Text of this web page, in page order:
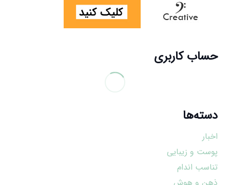
حساب کاربری
دسته‌ها
اخبار
پوست و زیبایی
تناسب اندام